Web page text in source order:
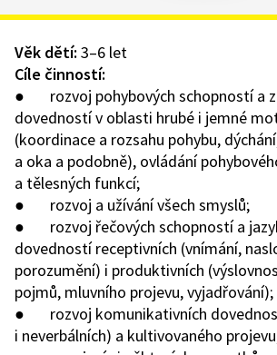
Věk dětí: 3–6 let
Cíle činností:
● rozvoj pohybových schopností a
dovedností v oblasti hrubé i jemné
(koordinace a rozsahu pohybu,
a oka a podobně), ovládání
a tělesných funkcí;
● rozvoj a užívání všech smyslů;
● rozvoj řečových schopností a
dovedností receptivních (vnímání,
porozumění) i produktivních
pojmů, mluvního projevu, vyjadřování);
● rozvoj komunikativních
i neverbálních) a kultivovaného